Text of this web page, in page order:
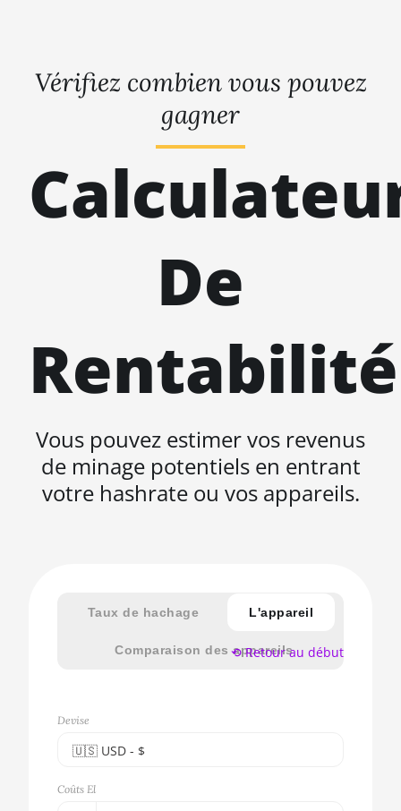
Vérifiez combien vous pouvez
gagner
De
Rentabilité
Vous pouvez estimer vos revenus
de minage potentiels en entrant
votre hashrate ou vos appareils.
Taux de hachage L'appareil
Comparaison des appareils
Devise
🇺🇸ㅤ USD - $
🇪🇺ㅤ EUR - €
Coûts El
⟲ Retour au début